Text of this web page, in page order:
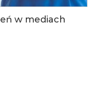
w mediach